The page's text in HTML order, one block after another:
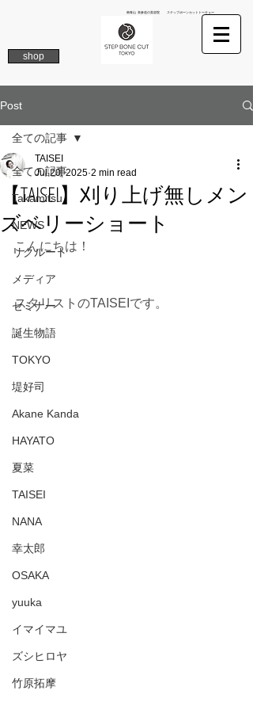
南青山 表参道の美容院 ステップボーンカットトーキョー
shop
Post
全ての記事
Takamitsu
NEWS
リクルート
メディア
セミナー
誕生物語
TOKYO
堤好司
Akane Kanda
HAYATO
夏菜
TAISEI
NANA
幸太郎
OSAKA
yuuka
イマイマユ
ズシヒロヤ
竹原拓摩
全ての記事
【TAISEI】刈り上げ無しメン
ズベリーショート
TAISEI
Jul 20, 2025 2 min read
こんにちは！
スタリストのTAISEIです。